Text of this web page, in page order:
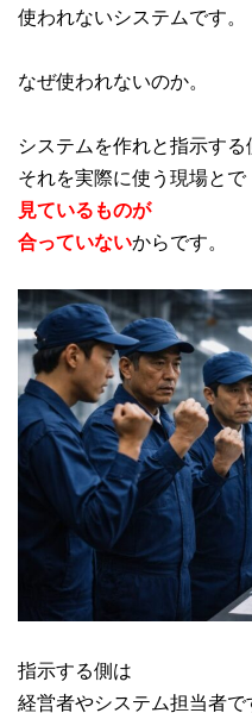
使われないシステムです。
なぜ使われないのか。
システムを作れと指示する
それを実際に使う現場とで
見ているものが
合っていないからです。
指示する側は
経営者やシステム担当者で